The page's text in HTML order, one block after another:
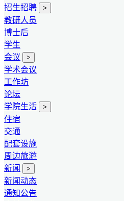
招生招聘
>
教研人员
博士后
学生
会议
>
学术会议
工作坊
论坛
学院生活
>
住宿
交通
配套设施
周边旅游
新闻
>
新闻动态
通知公告